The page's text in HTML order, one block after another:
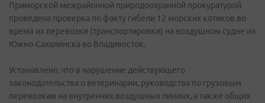
Приморской межрайонной природоохранной прокуратурой
проведена проверка по факту гибели 12 морских котиков во
время их перевозки (транспортировки) на воздушном судне из
Южно-Сахалинска во Владивосток.
Установлено, что в нарушение действующего
законодательства о ветеринарии, руководства по грузовым
перевозкам на внутренних воздушных линиях, а также общих